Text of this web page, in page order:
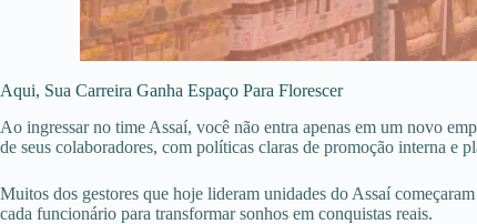
Aqui, Sua Carreira Ganha Espaço Para Florescer
Ao ingressar no time Assaí, você não entra apenas em um novo
de seus colaboradores, com políticas claras de promoção interna e
Muitos dos gestores que hoje lideram unidades do Assaí
cada funcionário para transformar sonhos em conquistas reais.